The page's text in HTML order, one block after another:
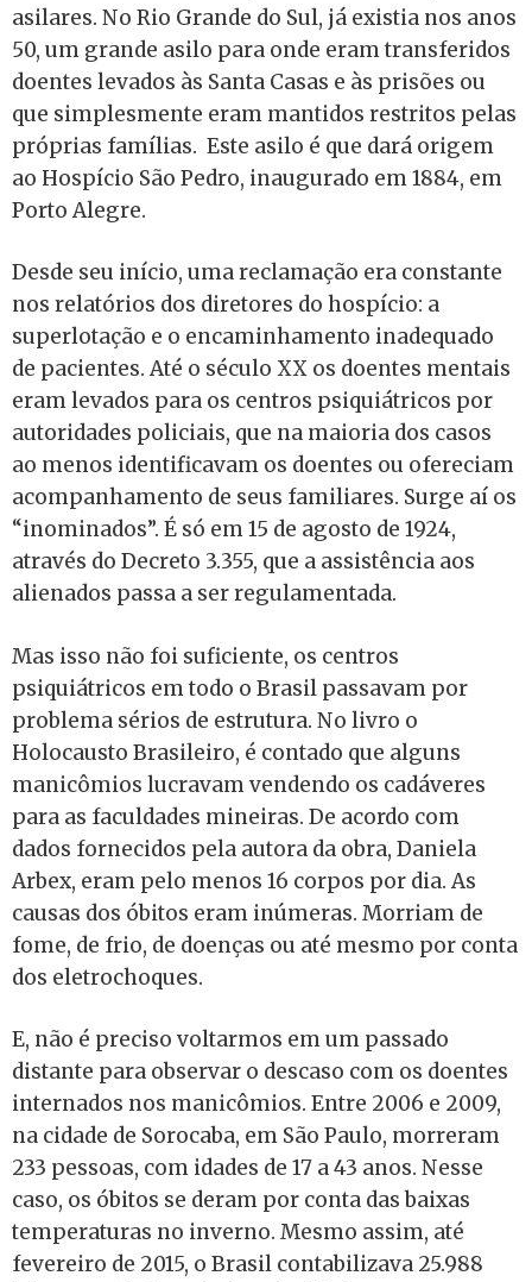
asilares. No Rio Grande do Sul, já existia nos anos
50, um grande asilo para onde eram transferidos
doentes levados às Santa Casas e às prisões ou
que simplesmente eram mantidos restritos pelas
próprias famílias. Este asilo é que dará origem
ao Hospício São Pedro, inaugurado em 1884, em
Porto Alegre.
Desde seu início, uma reclamação era constante
nos relatórios dos diretores do hospício: a
superlotação e o encaminhamento inadequado
de pacientes. Até o século XX os doentes mentais
eram levados para os centros psiquiátricos por
autoridades policiais, que na maioria dos casos
ao menos identificavam os doentes ou ofereciam
acompanhamento de seus familiares. Surge aí os
“inominados”. É só em 15 de agosto de 1924,
através do Decreto 3.355, que a assistência aos
alienados passa a ser regulamentada.
Mas isso não foi suficiente, os centros
psiquiátricos em todo o Brasil passavam por
problema sérios de estrutura. No livro o
Holocausto Brasileiro, é contado que alguns
manicômios lucravam vendendo os cadáveres
para as faculdades mineiras. De acordo com
dados fornecidos pela autora da obra, Daniela
Arbex, eram pelo menos 16 corpos por dia. As
causas dos óbitos eram inúmeras. Morriam de
fome, de frio, de doenças ou até mesmo por conta
dos eletrochoques.
E, não é preciso voltarmos em um passado
distante para observar o descaso com os doentes
internados nos manicômios. Entre 2006 e 2009,
na cidade de Sorocaba, em São Paulo, morreram
233 pessoas, com idades de 17 a 43 anos. Nesse
caso, os óbitos se deram por conta das baixas
temperaturas no inverno. Mesmo assim, até
fevereiro de 2015, o Brasil contabilizava 25.988